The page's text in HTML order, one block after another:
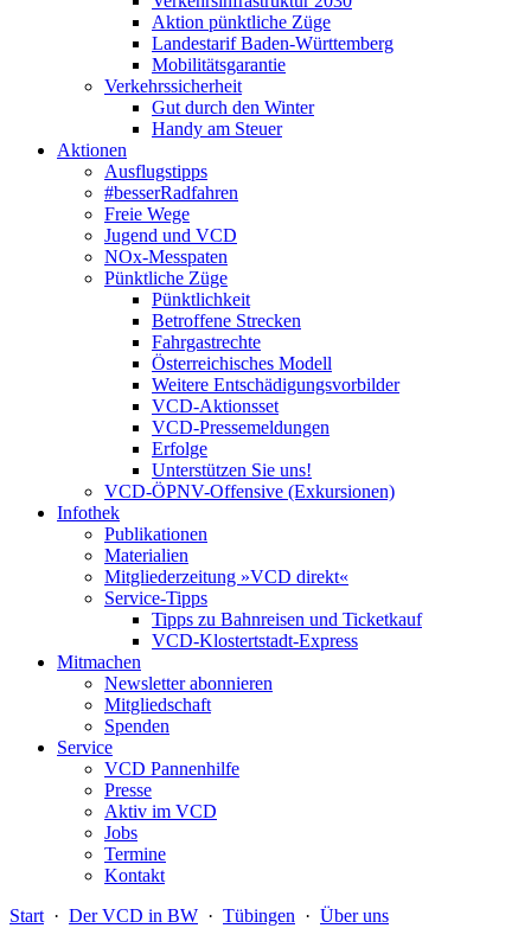
Aktion pünktliche Züge
Landestarif Baden-Württemberg
Mobilitätsgarantie
Verkehrssicherheit
Gut durch den Winter
Handy am Steuer
Aktionen
Ausflugstipps
#besserRadfahren
Freie Wege
Jugend und VCD
NOx-Messpaten
Pünktliche Züge
Pünktlichkeit
Betroffene Strecken
Fahrgastrechte
Österreichisches Modell
Weitere Entschädigungsvorbilder
VCD-Aktionsset
VCD-Pressemeldungen
Erfolge
Unterstützen Sie uns!
VCD-ÖPNV-Offensive (Exkursionen)
Infothek
Publikationen
Materialien
Mitgliederzeitung »VCD direkt«
Service-Tipps
Tipps zu Bahnreisen und Ticketkauf
VCD-Klostertstadt-Express
Mitmachen
Newsletter abonnieren
Mitgliedschaft
Spenden
Service
VCD Pannenhilfe
Presse
Aktiv im VCD
Jobs
Termine
Kontakt
Start · Der VCD in BW · Tübingen · Über uns